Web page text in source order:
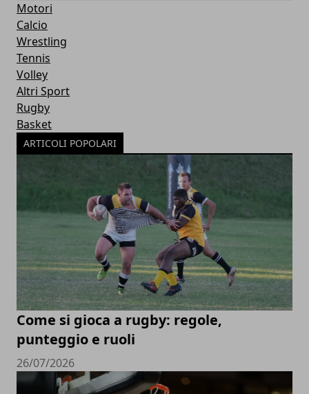
Motori
Calcio
Wrestling
Tennis
Volley
Altri Sport
Rugby
Basket
ARTICOLI POPOLARI
Come si gioca a rugby: regole,
punteggio e ruoli
26/07/2026